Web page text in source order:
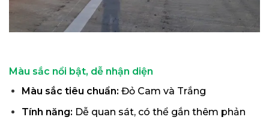
Màu sắc nổi bật, dễ nhận diện
Màu sắc tiêu chuẩn: Đỏ Cam và Trắng
Tính năng: Dễ quan sát, có thể gắn thêm phản